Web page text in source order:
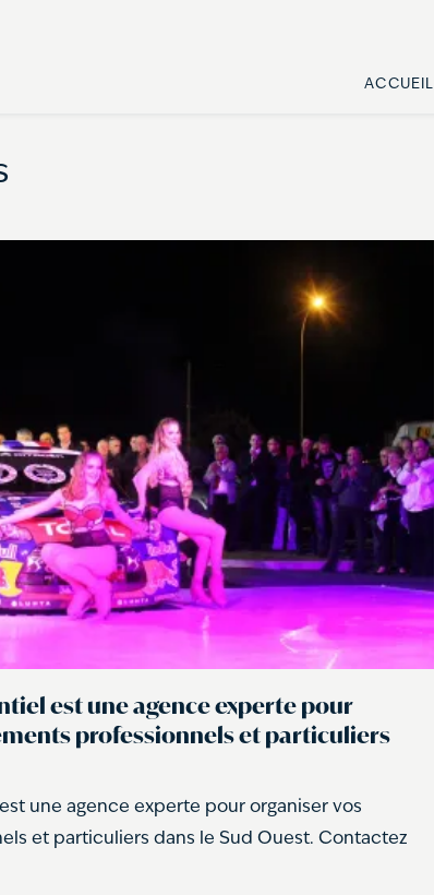
ACCUEIL
est une agence experte pour
professionnels et particuliers
une agence experte pour organiser vos
et particuliers dans le Sud Ouest. Contactez